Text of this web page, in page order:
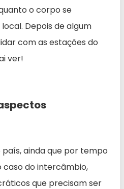
o corpo se
Depois de algum
com as estações do
ver!
ainda que por tempo
do intercâmbio,
que precisam ser